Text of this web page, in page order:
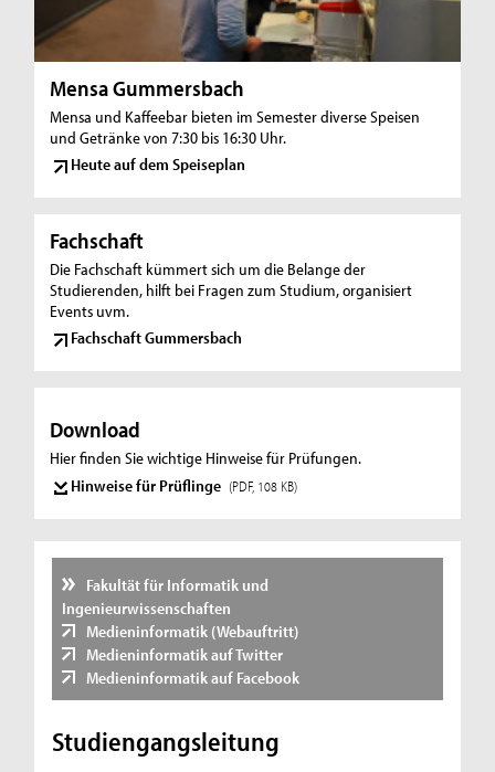
Mensa Gummersbach
Mensa und Kaffeebar bieten im Semester diverse Speisen
und Getränke von 7:30 bis 16:30 Uhr.
Heute auf dem Speiseplan
Fachschaft
Die Fachschaft kümmert sich um die Belange der
Studierenden, hilft bei Fragen zum Studium, organisiert
Events uvm.
Fachschaft Gummersbach
Download
Hier finden Sie wichtige Hinweise für Prüfungen.
Hinweise für Prüflinge (PDF, 108 KB)
Fakultät für Informatik und
Ingenieurwissenschaften
Medieninformatik (Webauftritt)
Medieninformatik auf Twitter
Medieninformatik auf Facebook
Studiengangsleitung